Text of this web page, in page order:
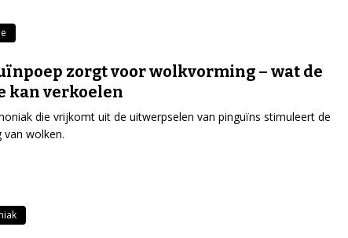
zorgt voor wolkvorming – wat de
kan verkoelen
die vrijkomt uit de uitwerpselen van pinguïns stimuleert de
van wolken.